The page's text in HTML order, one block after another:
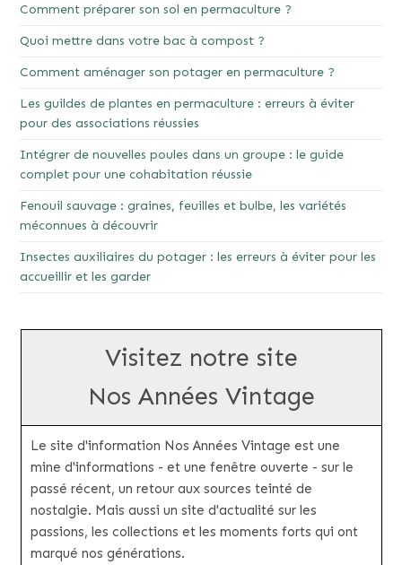
Comment préparer son sol en permaculture ?
Quoi mettre dans votre bac à compost ?
Comment aménager son potager en permaculture ?
Les guildes de plantes en permaculture : erreurs à éviter
pour des associations réussies
Intégrer de nouvelles poules dans un groupe : le guide
complet pour une cohabitation réussie
Fenouil sauvage : graines, feuilles et bulbe, les variétés
méconnues à découvrir
Insectes auxiliaires du potager : les erreurs à éviter pour les
accueillir et les garder
Visitez notre site
Nos Années Vintage
Le site d'information Nos Années Vintage est une
mine d'informations - et une fenêtre ouverte - sur le
passé récent, un retour aux sources teinté de
nostalgie. Mais aussi un site d'actualité sur les
passions, les collections et les moments forts qui ont
marqué nos générations.